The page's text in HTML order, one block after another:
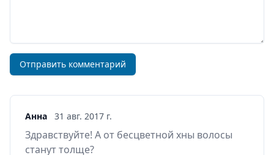
Отправить комментарий
Анна 31 авг. 2017 г.
Здравствуйте! А от бесцветной хны волосы
станут толще?